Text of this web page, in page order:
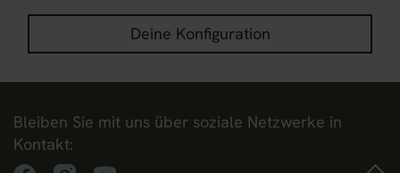
Deine Konfiguration
Bleiben Sie mit uns über soziale Netzwerke in
Kontakt: